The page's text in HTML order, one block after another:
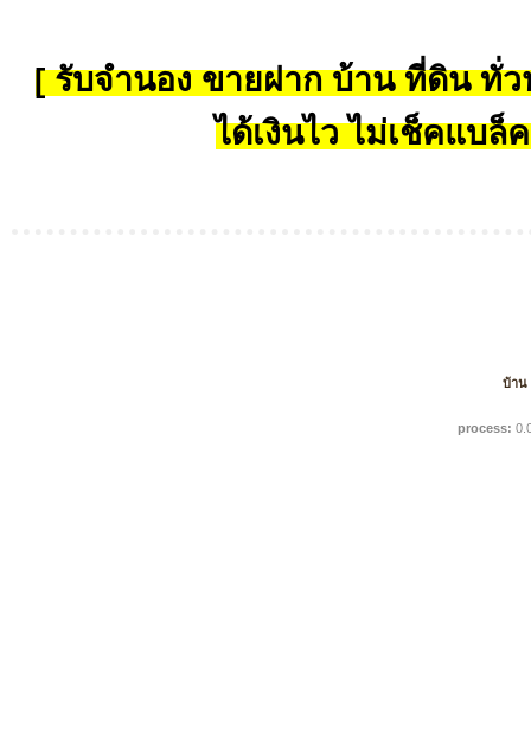
[ รับจำนอง ขายฝาก บ้าน ที่ดิน ทั่ว
ได้เงินไว ไม่เช็คแบล็
บ้าน
process: